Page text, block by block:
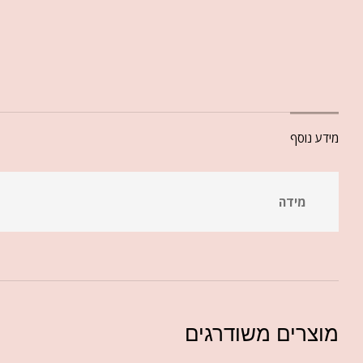
מידע נוסף
מידה
מוצרים משודרגים